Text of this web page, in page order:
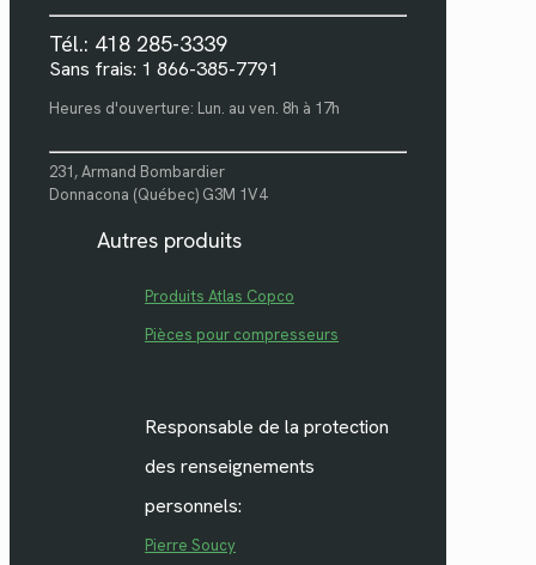
Tél.: 418 285-3339
Sans frais: 1 866-385-7791
Heures d'ouverture: Lun. au ven. 8h à 17h
231, Armand Bombardier
Donnacona (Québec) G3M 1V4
Autres produits
Produits Atlas Copco
Pièces pour compresseurs
Responsable de la protection
des renseignements
personnels:
Pierre Soucy